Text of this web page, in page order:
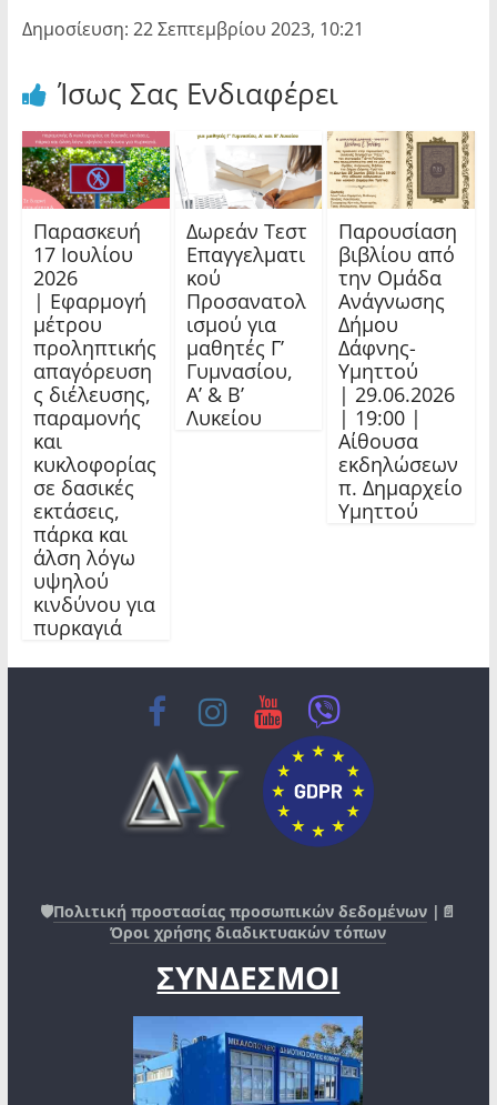
Δημοσίευση: 22 Σεπτεμβρίου 2023, 10:21
Ίσως Σας Ενδιαφέρει
Παρασκευή
17 Ιουλίου
2026
| Εφαρμογή
μέτρου
προληπτικής
απαγόρευση
ς διέλευσης,
παραμονής
και
κυκλοφορίας
σε δασικές
εκτάσεις,
πάρκα και
άλση λόγω
υψηλού
κινδύνου για
πυρκαγιά
Δωρεάν Τεστ
Επαγγελματι
κού
Προσανατολ
ισμού για
μαθητές Γ’
Γυμνασίου,
Α’ & Β’
Λυκείου
Παρουσίαση
βιβλίου από
την Ομάδα
Ανάγνωσης
Δήμου
Δάφνης-
Υμηττού
| 29.06.2026
| 19:00 |
Αίθουσα
εκδηλώσεων
π. Δημαρχείο
Υμηττού
🛡️Πολιτική προστασίας προσωπικών δεδομένων |📄
Όροι χρήσης διαδικτυακών τόπων
ΣΥΝΔΕΣΜΟΙ